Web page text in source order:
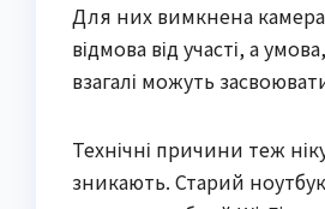
Для них вимкнена
відмова від участі, а
взагалі можуть
Технічні причини теж
зникають. Старий